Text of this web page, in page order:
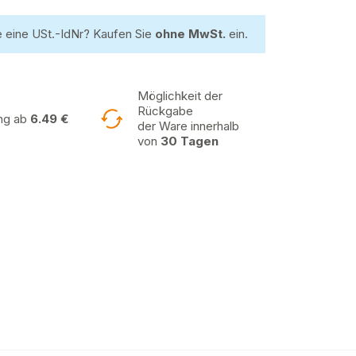
eine USt.-IdNr? Kaufen Sie ohne MwSt. ein.
ab 6.49 €
Möglichkeit der
Rückgabe
der Ware innerhalb
von 30 Tagen